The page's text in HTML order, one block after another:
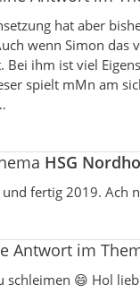
hat aber
wenn Simon
Bei ihm ist viel
spielt mMn am
HSG
fertig 2019. Ach
Antwort im
😄 Hol